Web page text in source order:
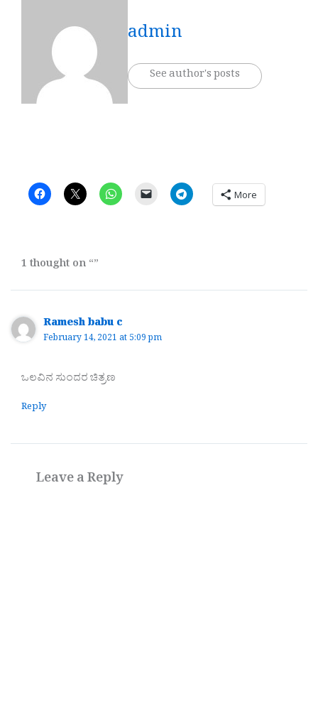
admin
See author's posts
More
1 thought on “”
Ramesh babu c
February 14, 2021 at 5:09 pm
ಒಲವಿನ ಸುಂದರ ಚಿತ್ರಣ
Reply
Leave a Reply